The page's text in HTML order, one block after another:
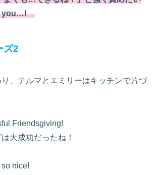
you…!
ズ2
、テルマとエミリーはキッチンで片づ
Friendsgiving!
大成功だったね！
nice!